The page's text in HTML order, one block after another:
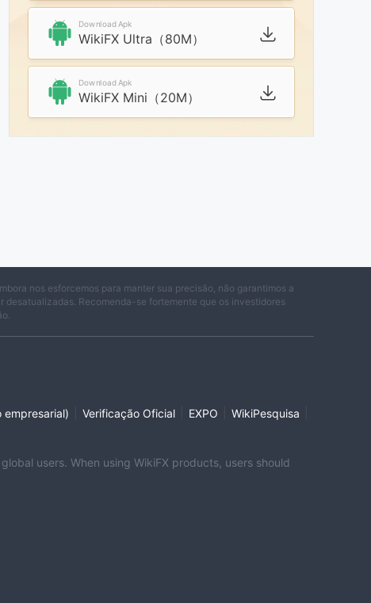
Download Apk
WikiFX Ultra（80M）
Download Apk
WikiFX Mini（20M）
nos esforcemos para manter sua precisão, não garantimos a
Recomenda-se fortemente que os investidores
empresarial) Verificação Oficial EXPO WikiPesquisa
users. When using WikiFX products, users should